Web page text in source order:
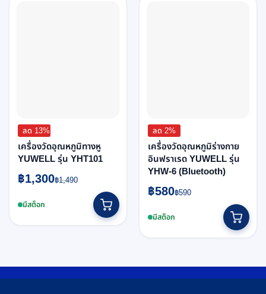
ลด 13%
เครื่องวัดอุณหภูมิทางหู
YUWELL รุ่น YHT101
฿1,490
Original
was:
฿1,300
Current
is:มีสต็อก
ลด 2%
เครื่องวัดอุณหภูมิร่างกาย
อินฟราเรด YUWELL รุ่น
YHW-6 (Bluetooth)
฿590
Original
was:
฿580
Current
is:มีสต็อก